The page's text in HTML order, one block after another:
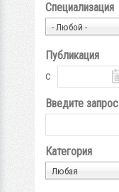
Специализация
- Любой -
Публикация
с
Введите запрос
Категория
Любая